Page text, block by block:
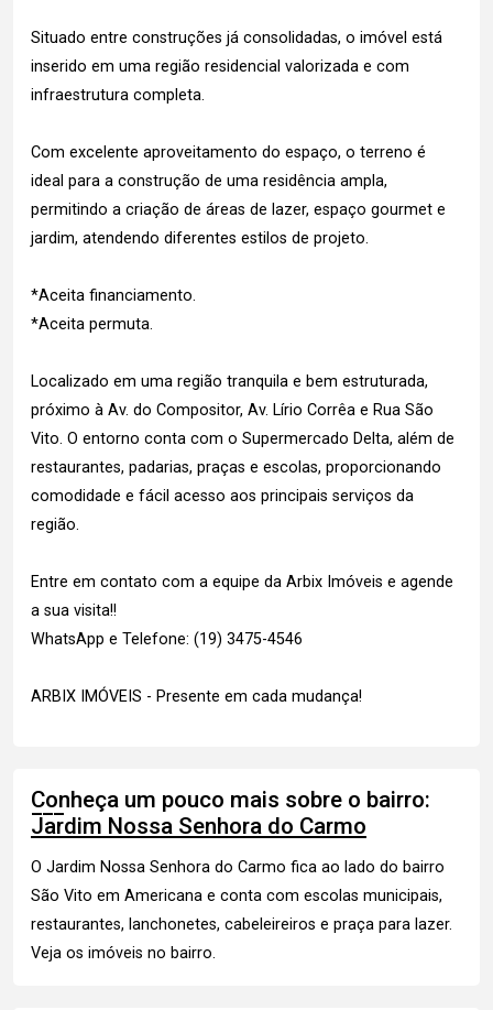
Situado entre construções já consolidadas, o imóvel está
inserido em uma região residencial valorizada e com
infraestrutura completa.
Com excelente aproveitamento do espaço, o terreno é
ideal para a construção de uma residência ampla,
permitindo a criação de áreas de lazer, espaço gourmet e
jardim, atendendo diferentes estilos de projeto.
*Aceita financiamento.
*Aceita permuta.
Localizado em uma região tranquila e bem estruturada,
próximo à Av. do Compositor, Av. Lírio Corrêa e Rua São
Vito. O entorno conta com o Supermercado Delta, além de
restaurantes, padarias, praças e escolas, proporcionando
comodidade e fácil acesso aos principais serviços da
região.
Entre em contato com a equipe da Arbix Imóveis e agende
a sua visita!!
WhatsApp e Telefone: (19) 3475-4546
ARBIX IMÓVEIS - Presente em cada mudança!
Conheça um pouco mais sobre o bairro:
Jardim Nossa Senhora do Carmo
O Jardim Nossa Senhora do Carmo fica ao lado do bairro
São Vito em Americana e conta com escolas municipais,
restaurantes, lanchonetes, cabeleireiros e praça para lazer.
Veja os imóveis no bairro.